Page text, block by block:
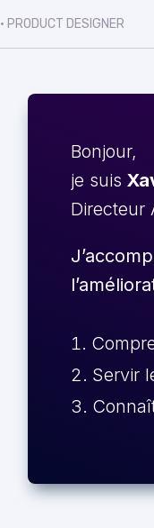
• PRODUCT DESIGNER
Bonjour,
je suis
Directeur
Servir